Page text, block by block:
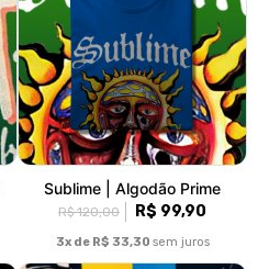
Sublime | Algodão Prime
R$ 120,00 R$ 99,90
3x de R$ 33,30 sem juros